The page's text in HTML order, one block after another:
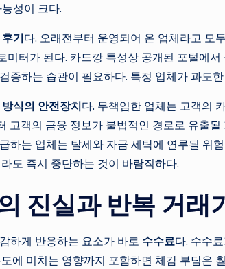
성이 크다.
기다. 오래전부터 운영되어 온 업체라고 모
미터가 된다. 카드깡 특성상 공개된 포털에
증하는 습관이 필요하다. 특정 업체가 과도
식의 안전장치다. 무책임한 업체는 고객의
고객의 금융 정보가 불법적인 경로로 유
하는 업체는 탈세와 자금 세탁에 연루될 위
도 즉시 중단하는 것이 바람직하다.
진실과 반복 거래
하게 반응하는 요소가 바로 수수료다. 수수
에 미치는 영향까지 포함하면 체감 부담은